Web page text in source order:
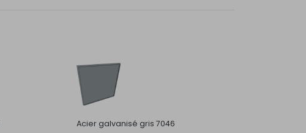
Acier galvanisé gris 7046